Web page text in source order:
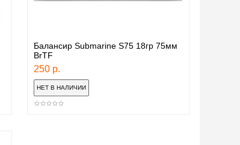
Балансир Submarine S75 18гр 75мм
BrTF
250 р.